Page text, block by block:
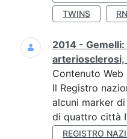
TWINS
2014 -
arteriosclerosi,
Contenuto Web
Il Registro
alcuni marker
di quattro città
REGISTRO